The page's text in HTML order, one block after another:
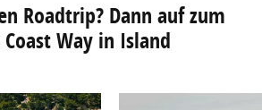
Roadtrip? Dann auf zum
Way in Island